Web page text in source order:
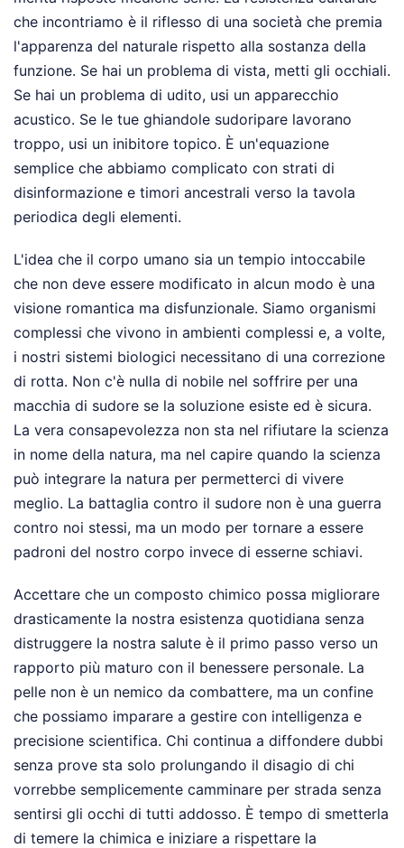
che incontriamo è il riflesso di una società che premia
l'apparenza del naturale rispetto alla sostanza della
funzione. Se hai un problema di vista, metti gli occhiali.
Se hai un problema di udito, usi un apparecchio
acustico. Se le tue ghiandole sudoripare lavorano
troppo, usi un inibitore topico. È un'equazione
semplice che abbiamo complicato con strati di
disinformazione e timori ancestrali verso la tavola
periodica degli elementi.
L'idea che il corpo umano sia un tempio intoccabile
che non deve essere modificato in alcun modo è una
visione romantica ma disfunzionale. Siamo organismi
complessi che vivono in ambienti complessi e, a volte,
i nostri sistemi biologici necessitano di una correzione
di rotta. Non c'è nulla di nobile nel soffrire per una
macchia di sudore se la soluzione esiste ed è sicura.
La vera consapevolezza non sta nel rifiutare la scienza
in nome della natura, ma nel capire quando la scienza
può integrare la natura per permetterci di vivere
meglio. La battaglia contro il sudore non è una guerra
contro noi stessi, ma un modo per tornare a essere
padroni del nostro corpo invece di esserne schiavi.
Accettare che un composto chimico possa migliorare
drasticamente la nostra esistenza quotidiana senza
distruggere la nostra salute è il primo passo verso un
rapporto più maturo con il benessere personale. La
pelle non è un nemico da combattere, ma un confine
che possiamo imparare a gestire con intelligenza e
precisione scientifica. Chi continua a diffondere dubbi
senza prove sta solo prolungando il disagio di chi
vorrebbe semplicemente camminare per strada senza
sentirsi gli occhi di tutti addosso. È tempo di smetterla
di temere la chimica e iniziare a rispettare la